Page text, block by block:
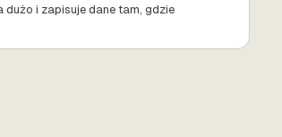
dużo i zapisuje dane tam, gdzie